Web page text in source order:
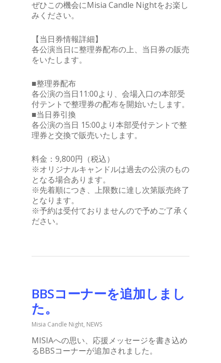
ぜひこの機会にMisia Candle Nightをお楽し
みください。
【当日券情報詳細】
各公演当日に整理券配布の上、当日券の販売
をいたします。
■整理券配布
各公演の当日11:00より、会場入口の本部受
付テントで整理券の配布を開始いたします。
■当日券引換
各公演の当日 15:00より本部受付テントで整
理券と交換で販売いたします。
料金：9,800円（税込）
※オリジナルキャンドルは過去の公演のもの
となる場合あります。
※先着順につき、上限数に達し次第販売終了
となります。
※予約は受付ておりませんので予めご了承く
ださい。
BBSコーナーを追加しまし
た。
Misia Candle Night, NEWS
MISIAへの思い、応援メッセージを書き込め
るBBSコーナーが追加されました。